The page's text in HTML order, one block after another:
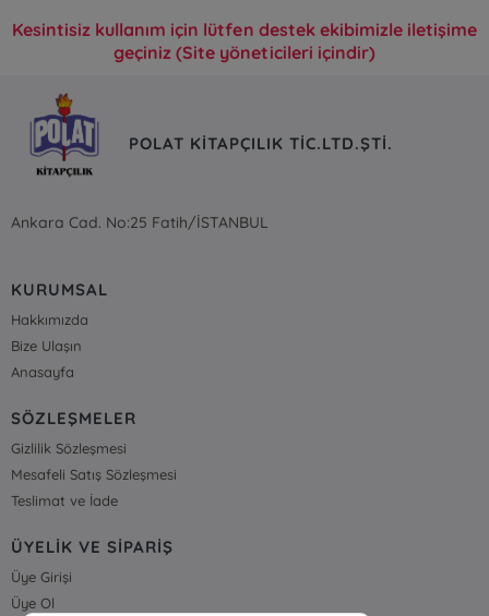
Kesintisiz kullanım için lütfen destek ekibimizle iletişime
geçiniz (Site yöneticileri içindir)
POLAT KİTAPÇILIK TİC.LTD.ŞTİ.
Ankara Cad. No:25 Fatih/İSTANBUL
KURUMSAL
Hakkımızda
Bize Ulaşın
Anasayfa
SÖZLEŞMELER
Gizlilik Sözleşmesi
Mesafeli Satış Sözleşmesi
Teslimat ve İade
ÜYELİK VE SİPARİŞ
Üye Girişi
Üye Ol